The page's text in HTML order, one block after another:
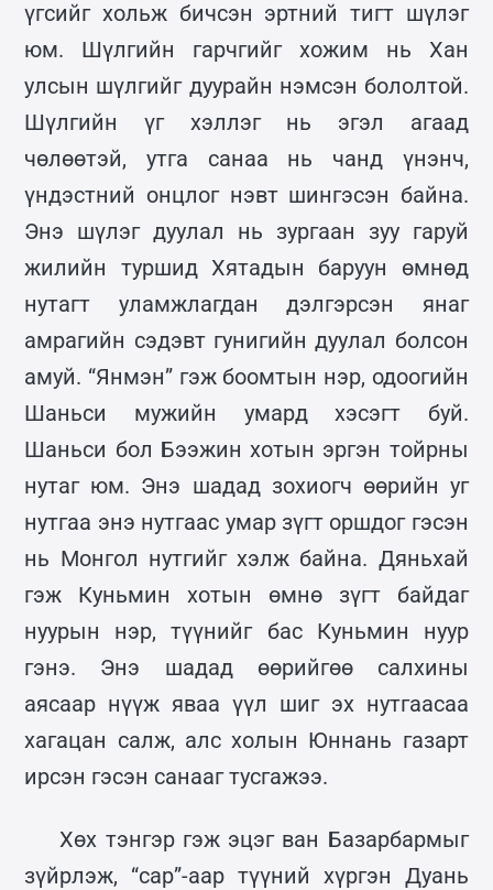
үгсийг хольж бичсэн эртний тигт шүлэг
юм. Шүлгийн гарчгийг хожим нь Хан
улсын шүлгийг дуурайн нэмсэн бололтой.
Шүлгийн үг хэллэг нь эгэл агаад
чөлөөтэй, утга санаа нь чанд үнэнч,
үндэстний онцлог нэвт шингэсэн байна.
Энэ шүлэг дуулал нь зургаан зуу гаруй
жилийн туршид Хятадын баруун өмнөд
нутагт уламжлагдан дэлгэрсэн янаг
амрагийн сэдэвт гунигийн дуулал болсон
амуй. “Янмэн” гэж боомтын нэр, одоогийн
Шаньси мужийн умард хэсэгт буй.
Шаньси бол Бээжин хотын эргэн тойрны
нутаг юм. Энэ шадад зохиогч өөрийн уг
нутгаа энэ нутгаас умар зүгт оршдог гэсэн
нь Монгол нутгийг хэлж байна. Дяньхай
гэж Куньмин хотын өмнө зүгт байдаг
нуурын нэр, түүнийг бас Куньмин нуур
гэнэ. Энэ шадад өөрийгөө салхины
аясаар нүүж яваа үүл шиг эх нутгаасаа
хагацан салж, алс холын Юннань газарт
ирсэн гэсэн санааг тусгажээ.
Хөх тэнгэр гэж эцэг ван Базарбармыг
зүйрлэж, “сар”-аар түүний хүргэн Дуань